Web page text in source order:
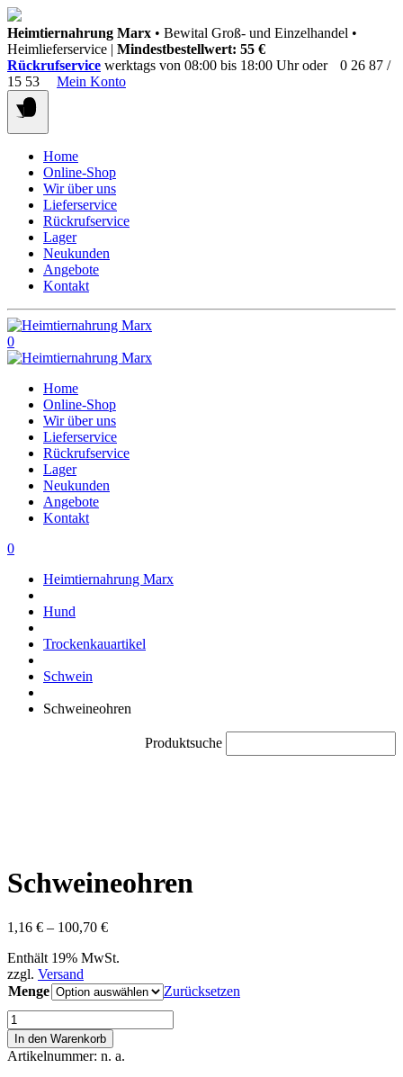
Springen
Sie
zum
Inhalt
Heimtiernahrung Marx • Bewital Groß- und Einzelhandel •
Heimlieferservice | Mindestbestellwert: 55 €
Rückrufservice werktags von 08:00 bis 18:00 Uhr oder
0 26 87 /
15 53
Mein Konto
Home
Online-Shop
Wir über uns
Lieferservice
Rückrufservice
Lager
Neukunden
Angebote
Kontakt
0
Home
Online-Shop
Wir über uns
Lieferservice
Rückrufservice
Lager
Neukunden
Angebote
Kontakt
0
Heimtiernahrung Marx
Hund
Trockenkauartikel
Schwein
Schweineohren
Produktsuche
Schweineohren
1,16 € – 100,70 €Preisspanne:
bis
Enthält 19% MwSt.
zzgl. Versand
Menge
Zurücksetzen
Schweineohren
Menge
In den Warenkorb
Artikelnummer: n. a.